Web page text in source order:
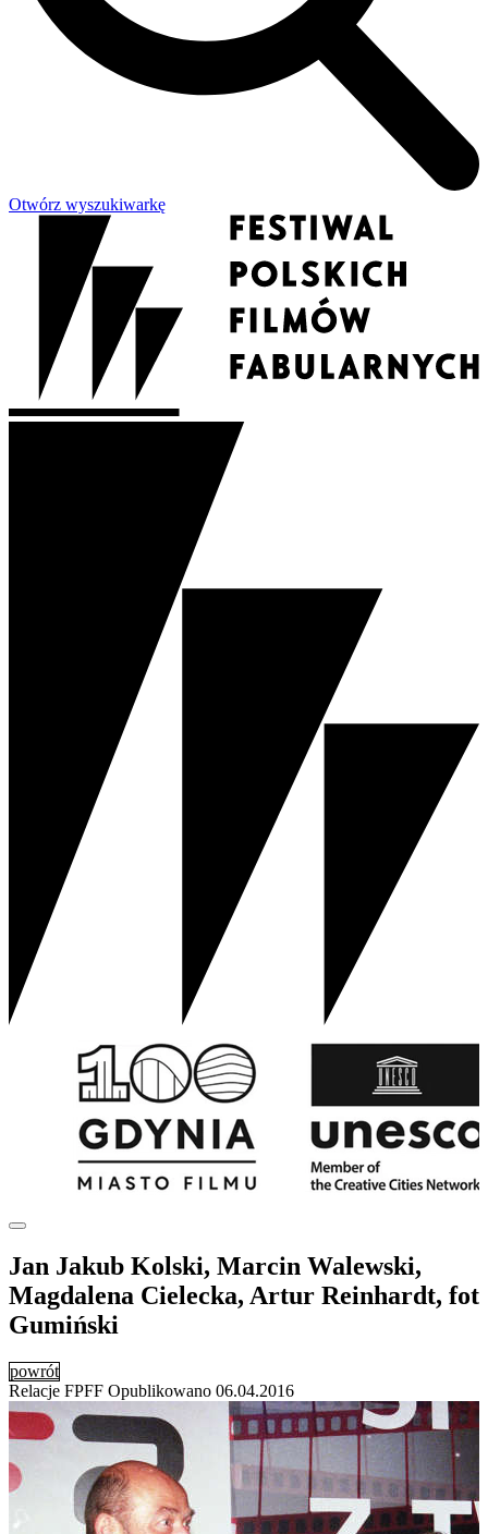
Otwórz wyszukiwarkę
Jan Jakub Kolski, Marcin Walewski,
Magdalena Cielecka, Artur Reinhardt, fot
Gumiński
powrót
Relacje FPFF Opublikowano 06.04.2016